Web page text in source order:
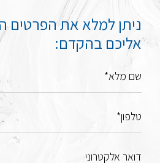
ניתן למלא את הפרטים
אליכם בהקדם:
שם מלא*
טלפון*
דואר אלקטרוני